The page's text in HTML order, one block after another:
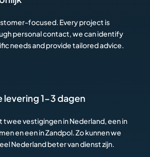
focused. Every project is
personal contact, we can identify
needs and provide tailored advice.
levering 1-3 dagen
twee vestigingen in Nederland, een in
en een in Zandpol. Zo kunnen we
Nederland beter van dienst zijn.